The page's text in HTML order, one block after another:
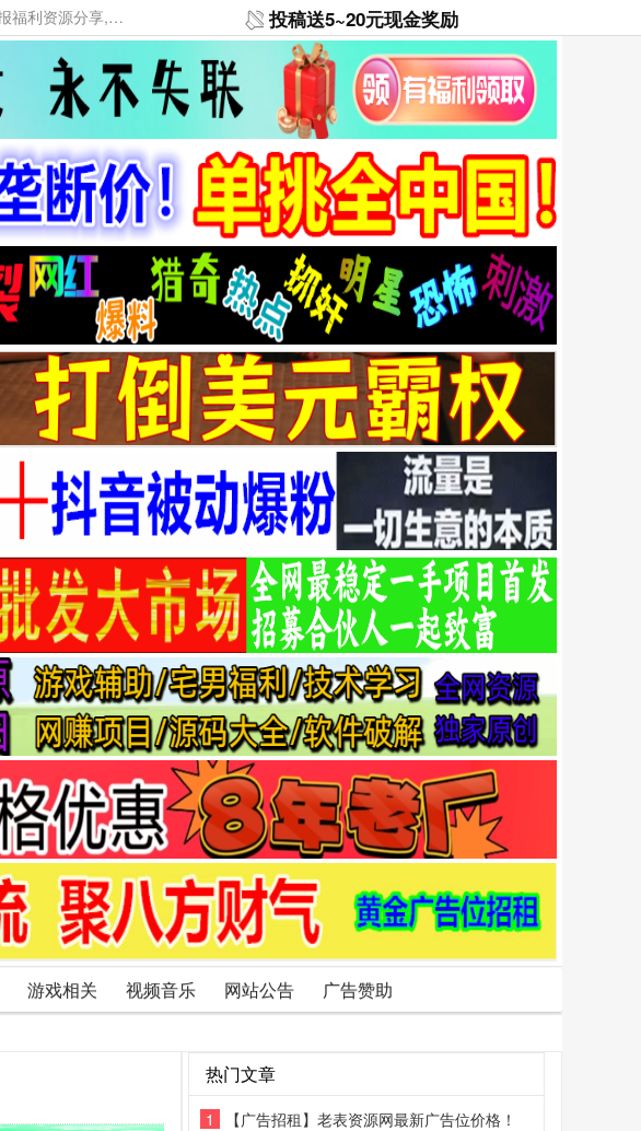
本网站提供资源工具下载，大老表资源工具，大表哥资源网软件工具，大老表资源下载，活动线报福利资源分享,活动线报，大型网游经典游戏，网络热门技术游戏辅助交流与分享。 投稿送5~20元现金奖励
游戏相关 视频音乐 网站公告 广告赞助
热门文章
1
【广告招租】老表资源网最新广告位价格！